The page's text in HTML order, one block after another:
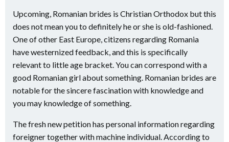
Upcoming, Romanian brides is Christian Orthodox but this
does not mean you to definitely he or she is old-fashioned.
One of other East Europe, citizens regarding Romania
have westernized feedback, and this is specifically
relevant to little age bracket. You can correspond with a
good Romanian girl about something. Romanian brides are
notable for the sincere fascination with knowledge and
you may knowledge of something.
The fresh new petition has personal information regarding
foreigner together with machine individual. According to